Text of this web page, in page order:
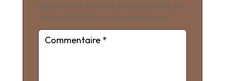
Votre adresse e-mail ne sera pas publiée. Les
champs obligatoires sont indiqués avec *